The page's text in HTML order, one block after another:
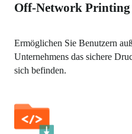
Off-Network Printing
Ermöglichen Sie Benutzern
Unternehmens das sichere
sich befinden.